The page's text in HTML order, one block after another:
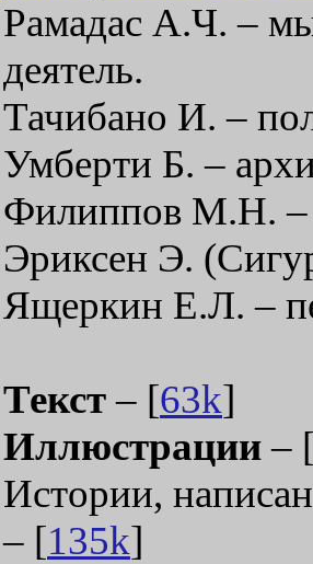
Рамадас А.Ч. –
деятель.
Тачибано И. –
Умберти Б. –
Филиппов М.Н. –
Эриксен Э.
Ящеркин Е.Л. –
Текст– [63k]
Иллюстрации– [
Истории,
– [135k]